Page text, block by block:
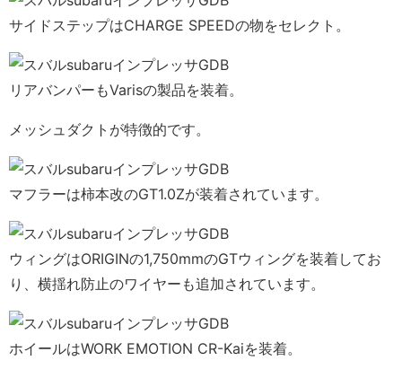
サイドステップはCHARGE SPEEDの物をセレクト。
リアバンパーもVarisの製品を装着。
メッシュダクトが特徴的です。
マフラーは柿本改のGT1.0Zが装着されています。
ウィングはORIGINの1,750mmのGTウィングを装着してお
り、横揺れ防止のワイヤーも追加されています。
ホイールはWORK EMOTION CR-Kaiを装着。